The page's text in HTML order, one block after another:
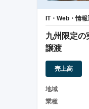
IT・Web・情
九州限定の
譲渡
売上高
地域
業種